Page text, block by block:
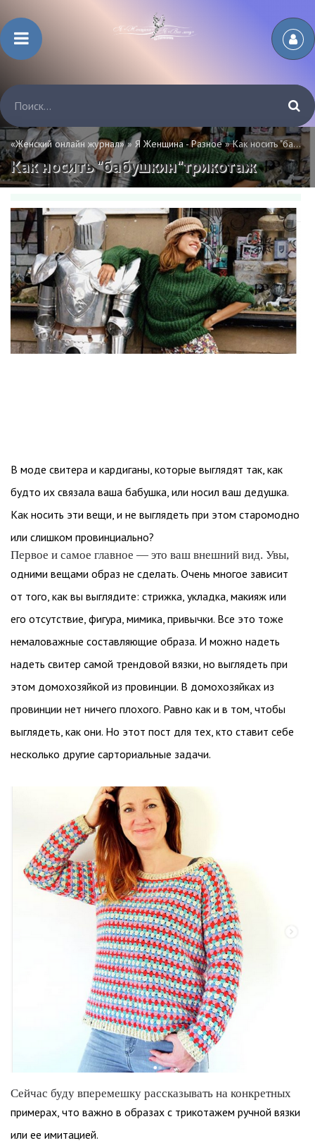
«Женский онлайн журнал»» Я Женщина - Разное» Как носить "бабушкин"трикотаж
Как носить "бабушкин"трикотаж
В моде свитера и кардиганы, которые выглядят так, как
будто их связала ваша бабушка, или носил ваш дедушка.
Как носить эти вещи, и не выглядеть при этом старомодно
или слишком провинциально?
Первое и самое главное — это ваш внешний вид. Увы,
одними вещами образ не сделать. Очень многое зависит
от того, как вы выглядите: стрижка, укладка, макияж или
его отсутствие, фигура, мимика, привычки. Все это тоже
немаловажные составляющие образа. И можно надеть
надеть свитер самой трендовой вязки, но выглядеть при
этом домохозяйкой из провинции. В домохозяйках из
провинции нет ничего плохого. Равно как и в том, чтобы
выглядеть, как они. Но этот пост для тех, кто ставит себе
несколько другие сарториальные задачи.
Сейчас буду вперемешку рассказывать на конкретных
примерах, что важно в образах с трикотажем ручной вязки
или ее имитацией.